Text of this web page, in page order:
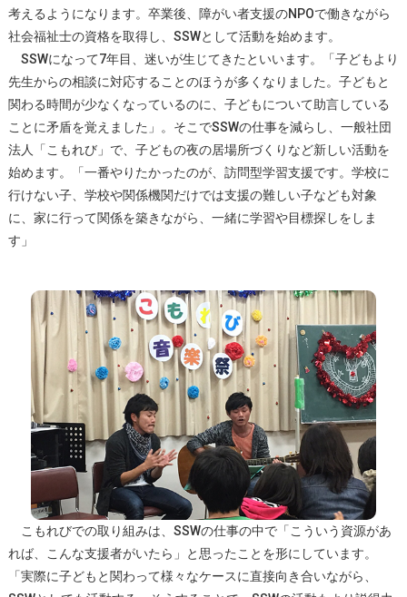
考えるようになります。卒業後、障がい者支援のNPOで働きながら
社会福祉士の資格を取得し、SSWとして活動を始めます。
SSWになって7年目、迷いが生じてきたといいます。「子どもより
先生からの相談に対応することのほうが多くなりました。子どもと
関わる時間が少なくなっているのに、子どもについて助言している
ことに矛盾を覚えました」。そこでSSWの仕事を減らし、一般社団
法人「こもれび」で、子どもの夜の居場所づくりなど新しい活動を
始めます。「一番やりたかったのが、訪問型学習支援です。学校に
行けない子、学校や関係機関だけでは支援の難しい子なども対象
に、家に行って関係を築きながら、一緒に学習や目標探しをしま
す」
こもれびでの取り組みは、SSWの仕事の中で「こういう資源があ
れば、こんな支援者がいたら」と思ったことを形にしています。
「実際に子どもと関わって様々なケースに直接向き合いながら、